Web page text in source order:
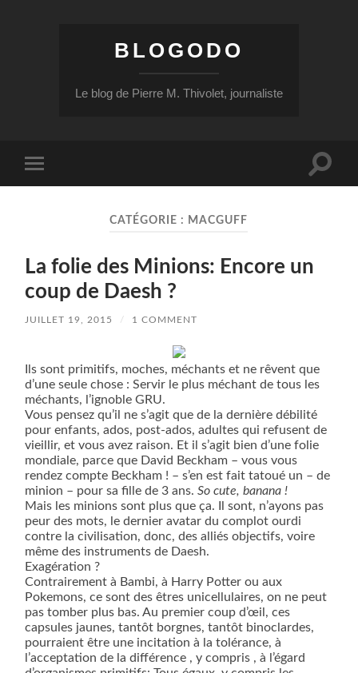
BLOGODO
Le blog de Pierre M. Thivolet, journaliste
mobile
Toggle
CATÉGORIE : MACGUFF
La folie des Minions: Encore un
coup de Daesh ?
JUILLET 19, 2015 / 1 COMMENT
Ils sont primitifs, moches, méchants et ne rêvent que
d’une seule chose : Servir le plus méchant de tous les
méchants, l’ignoble GRU.
Vous pensez qu’il ne s’agit que de la dernière débilité
pour enfants, ados, post-ados, adultes qui refusent de
vieillir, et vous avez raison. Et il s’agit bien d’une folie
mondiale, parce que David Beckham – vous vous
rendez compte Beckham ! – s’en est fait tatoué un – de
minion – pour sa fille de 3 ans.So cute, banana !
Mais les minions sont plus que ça. Il sont, n’ayons pas
peur des mots, le dernier avatar du complot ourdi
contre la civilisation, donc, des alliés objectifs, voire
même des instruments de Daesh.
Exagération ?
Contrairement à Bambi, à Harry Potter ou aux
Pokemons, ce sont des êtres unicellulaires, on ne peut
pas tomber plus bas. Au premier coup d’œil, ces
capsules jaunes, tantôt borgnes, tantôt binoclardes,
pourraient être une incitation à la tolérance, à
l’acceptation de la différence , y compris , à l’égard